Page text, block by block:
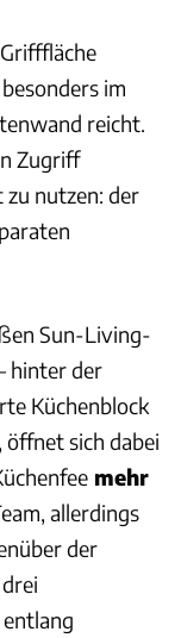
im
reicht.
Zugriff
zu nutzen: der
Sun-Living-
hinter der
Küchenblock
sich dabei
mehr
allerdings
der